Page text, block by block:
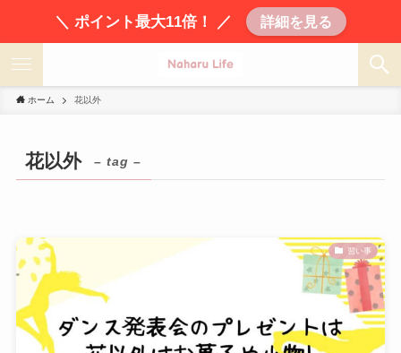
＼ ポイント最大11倍！ ／ 詳細を見る
ホーム 花以外
花以外 – tag –
習い事